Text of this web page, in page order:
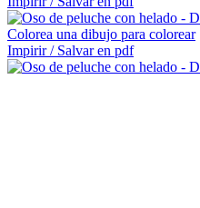
Colorea una dibujo para colorear
Impirir / Salvar en pdf